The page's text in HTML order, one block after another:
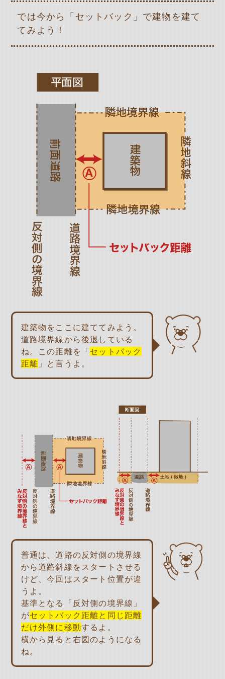
では今から「セットバック」で建物を建て
てみよう！
建築物をここに建ててみよう。
道路境界線から後退している
ね。この距離を「 セットバック
距離 」と言うよ。
普通は、道路の反対側の境界線
から道路斜線をスタートさせる
けど、今回はスタート位置が違
うよ。
基準となる「反対側の境界線」
がセットバック距離と同じ距離
だけ外側に移動するよ。
横から見ると右図のようになる
ね。